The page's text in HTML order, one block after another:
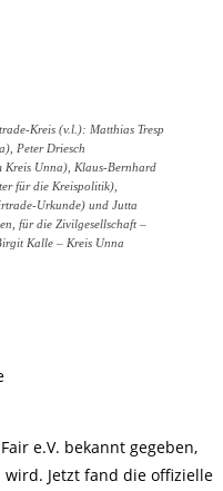
Kreis (v.l.): Matthias Tresp
Peter Driesch
Kreis Unna), Klaus-Bernhard
für die Kreispolitik),
Urkunde) und Jutta
für die Zivilgesellschaft –
Kalle – Kreis Unna
e.V. bekannt gegeben,
Jetzt fand die offizielle